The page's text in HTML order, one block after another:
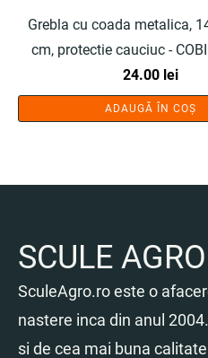
Grebla cu coada metalica,
cm, protectie cauciuc -
24.00 lei
ADAUGĂ ÎN COȘ
SCULE AGRO
SculeAgro.ro este o
nastere inca din anul
si de cea mai buna